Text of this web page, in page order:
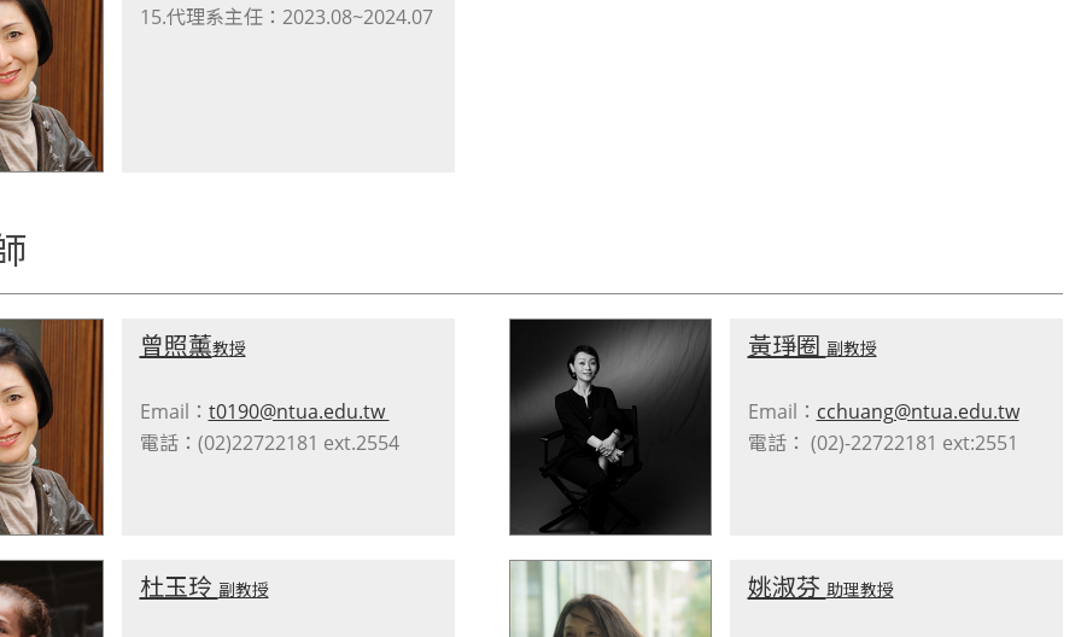
15.代理系主任：2023.08~2024.07
曾照薰教授
Email： t0190@ntua.edu.tw
電話：(02)22722181 ext.2554
黃琤圈 副教授
Email： cchuang@ntua.edu.tw
電話： (02)-22722181 ext:2551
杜玉玲 副教授 姚淑芬 助理教授